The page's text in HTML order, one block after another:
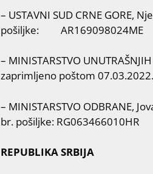
– USTAVNI SUD CRNE GORE,
pošiljke: AR169098024ME
– MINISTARSTVO
zaprimljeno poštom
– MINISTARSTVO ODBRANE,
br. pošiljke: RG063466010HR
REPUBLIKA SRBIJA